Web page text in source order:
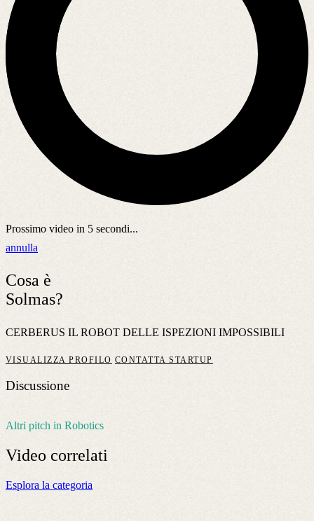
Prossimo video in 5 secondi...
annulla
Cosa è
Solmas?
CERBERUS IL ROBOT DELLE ISPEZIONI IMPOSSIBILI
VISUALIZZA PROFILO CONTATTA STARTUP
Discussione
Altri pitch in Robotics
Video correlati
Esplora la categoria